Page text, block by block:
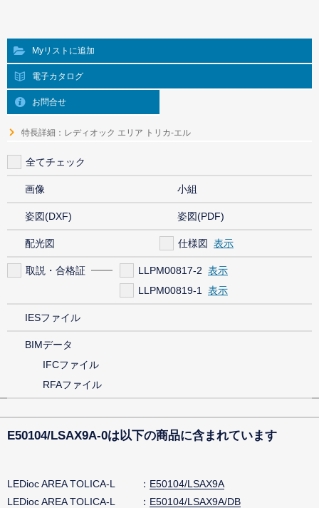
Myリストに追加
電子カタログ
お問合せ
特長詳細：レディオック エリア トリカ-エル
全てチェック
画像 小組
姿図(DXF) 姿図(PDF)
配光図 仕様図
取説・合格証
LLPM00817-2
LLPM00819-1
IESファイル
BIMデータ
IFCファイル
RFAファイル
E50104/LSAX9A-0は以下の商品に含まれています
LEDioc AREA TOLICA-L
E50104/LSAX9A
LEDioc AREA TOLICA-L
E50104/LSAX9A/DB